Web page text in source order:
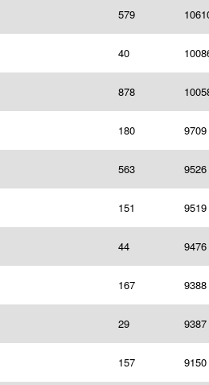
579
40
878
180 9709
563 9526
151 9519
44 9476
167 9388
29 9387
157 9150